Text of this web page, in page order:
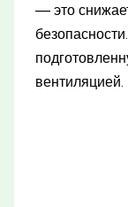
— это
вентиляцией.